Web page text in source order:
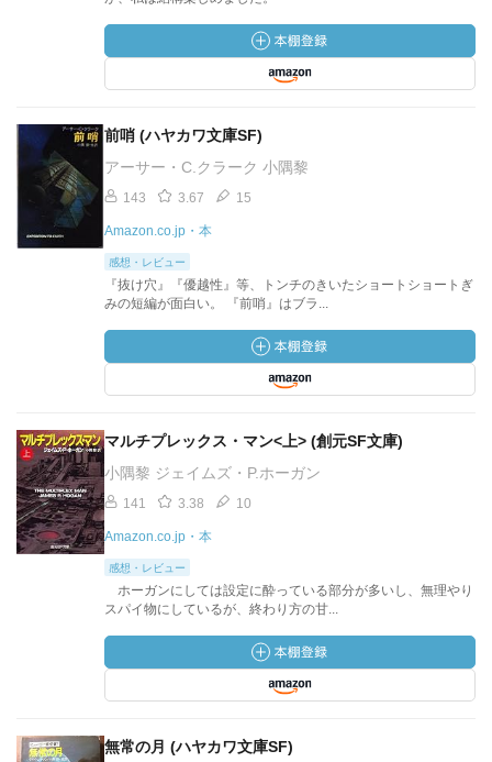
前哨 (ハヤカワ文庫SF)
アーサー・C.クラーク 小隅黎
143 3.67 15
Amazon.co.jp・本
感想・レビュー
『抜け穴』『優越性』等、トンチのきいたショートショートぎ
みの短編が面白い。 『前哨』はブラ...
マルチプレックス・マン<上> (創元SF文庫)
小隅黎 ジェイムズ・P.ホーガン
141 3.38 10
Amazon.co.jp・本
感想・レビュー
ホーガンにしては設定に酔っている部分が多いし、無理やり
スパイ物にしているが、終わり方の甘...
無常の月 (ハヤカワ文庫SF)